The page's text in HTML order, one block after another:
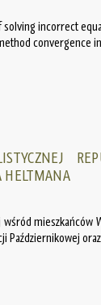
incorrect
convergence
HELTMANA
mieszkańców
Październikowej